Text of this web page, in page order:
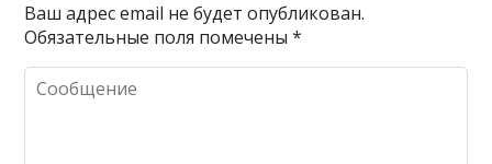
Ваш адрес email не будет опубликован.
Обязательные поля помечены*